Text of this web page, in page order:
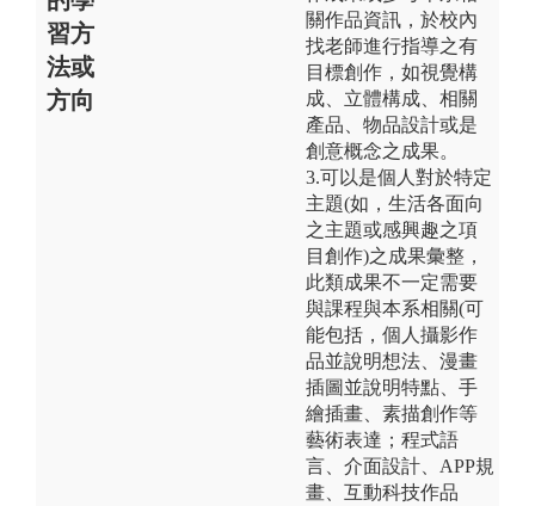
習方
法或
方向
關作品資訊，於校內
找老師進行指導之有
目標創作，如視覺構
成、立體構成、相關
產品、物品設計或是
創意概念之成果。
3.可以是個人對於特定
主題(如，生活各面向
之主題或感興趣之項
目創作)之成果彙整，
此類成果不一定需要
與課程與本系相關(可
能包括，個人攝影作
品並說明想法、漫畫
插圖並說明特點、手
繪插畫、素描創作等
藝術表達；程式語
言、介面設計、APP規
畫、互動科技作品